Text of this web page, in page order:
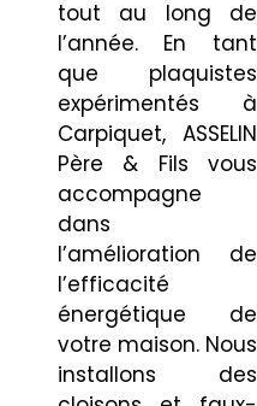
tout au long de
l’année. En tant
que plaquistes
expérimentés à
Carpiquet, ASSELIN
Père & Fils vous
accompagne
dans
l’amélioration de
l’efficacité
énergétique de
votre maison. Nous
installons des